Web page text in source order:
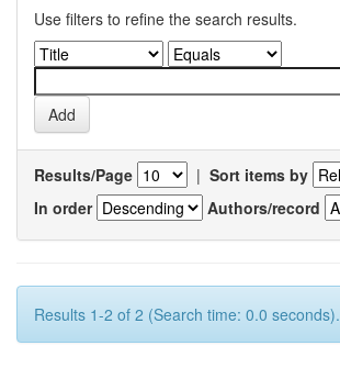
Use filters to refine the search results.
Results/Page | Sort items by
In order
Authors/record
Results 1-2 of 2 (Search time: 0.0 seconds).